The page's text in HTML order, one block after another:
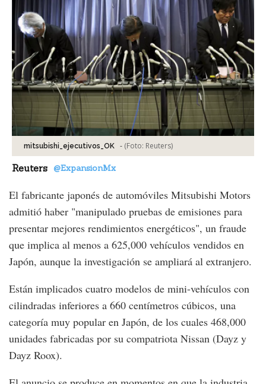
mitsubishi_ejecutivos_OK - (Foto: Reuters)
Reuters @ExpansionMx
El fabricante japonés de automóviles Mitsubishi Motors
admitió haber "manipulado pruebas de emisiones para
presentar mejores rendimientos energéticos", un fraude
que implica al menos a 625,000 vehículos vendidos en
Japón, aunque la investigación se ampliará al extranjero.
Están implicados cuatro modelos de mini-vehículos con
cilindradas inferiores a 660 centímetros cúbicos, una
categoría muy popular en Japón, de los cuales 468,000
unidades fabricadas por su compatriota Nissan (Dayz y
Dayz Roox).